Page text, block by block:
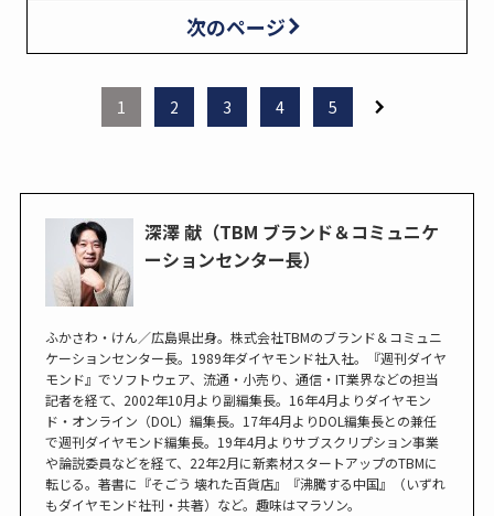
次のページ
1 2 3 4 5
深澤 献（TBM ブランド＆コミュニケ
ーションセンター長）
ふかさわ・けん／広島県出身。株式会社TBMのブランド＆コミュニ
ケーションセンター長。1989年ダイヤモンド社入社。『週刊ダイヤ
モンド』でソフトウェア、流通・小売り、通信・IT業界などの担当
記者を経て、2002年10月より副編集長。16年4月よりダイヤモン
ド・オンライン（DOL）編集長。17年4月よりDOL編集長との兼任
で週刊ダイヤモンド編集長。19年4月よりサブスクリプション事業
や論説委員などを経て、22年2月に新素材スタートアップのTBMに
転じる。著書に『そごう 壊れた百貨店』『沸騰する中国』（いずれ
もダイヤモンド社刊・共著）など。趣味はマラソン。